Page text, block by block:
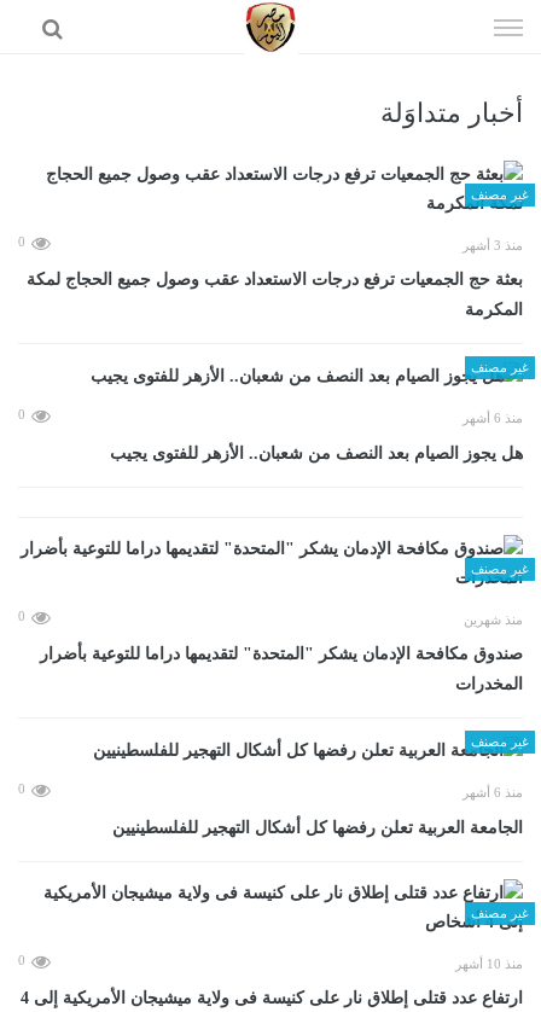
الى
أخبار متداوَلة
غير مصنف
منذ 3 أشهر 0
بعثة حج الجمعيات ترفع درجات الاستعداد عقب وصول جميع الحجاج لمكة
المكرمة
غير مصنف
منذ 6 أشهر 0
هل يجوز الصيام بعد النصف من شعبان.. الأزهر للفتوى يجيب
غير مصنف
منذ شهرين 0
صندوق مكافحة الإدمان يشكر "المتحدة" لتقديمها دراما للتوعية بأضرار
المخدرات
غير مصنف
منذ 6 أشهر 0
الجامعة العربية تعلن رفضها كل أشكال التهجير للفلسطينيين
غير مصنف
منذ 10 أشهر 0
ارتفاع عدد قتلى إطلاق نار على كنيسة فى ولاية ميشيجان الأمريكية إلى 4